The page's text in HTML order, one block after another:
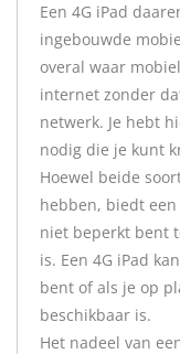
Een 4G iPad
ingebouwde
overal waar
internet zonder
netwerk. Je hebt
nodig die je kunt
Hoewel beide
hebben, biedt
niet beperkt bent
is. Een 4G iPad
bent of als je op
beschikbaar is.
Het nadeel van